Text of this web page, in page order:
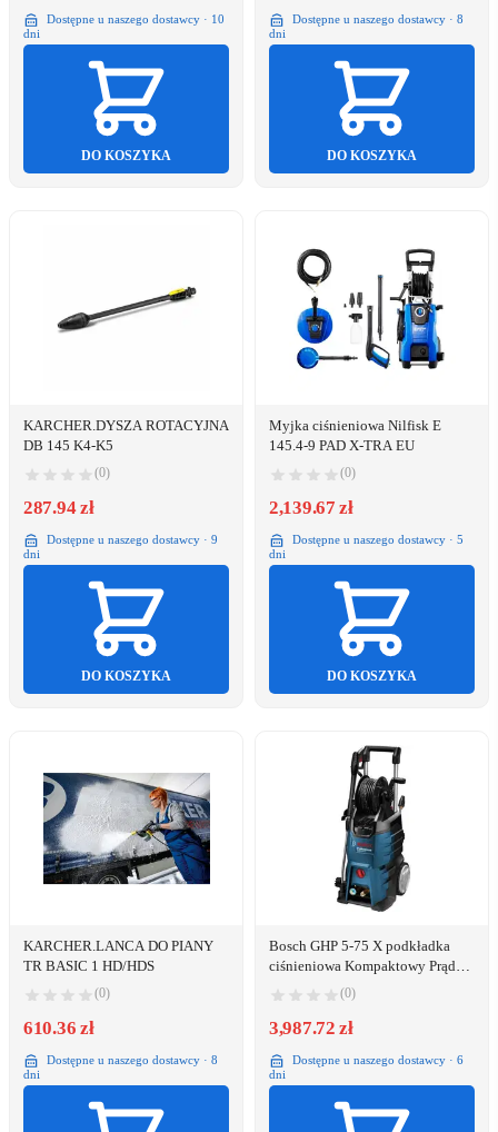
Dostępne u naszego dostawcy · 10
dni
DO KOSZYKA
Dostępne u naszego dostawcy · 8
dni
DO KOSZYKA
KARCHER.DYSZA ROTACYJNA
DB 145 K4-K5
(0)
287.94 zł
Dostępne u naszego dostawcy · 9
dni
DO KOSZYKA
Myjka ciśnieniowa Nilfisk E
145.4-9 PAD X-TRA EU
(0)
2,139.67 zł
Dostępne u naszego dostawcy · 5
dni
DO KOSZYKA
KARCHER.LANCA DO PIANY
TR BASIC 1 HD/HDS
(0)
610.36 zł
Dostępne u naszego dostawcy · 8
dni
Bosch GHP 5-75 X podkładka
ciśnieniowa Kompaktowy Prąd
elektryczny 9,5 l/h 2600 W
Czarny, Niebieski
(0)
3,987.72 zł
Dostępne u naszego dostawcy · 6
dni